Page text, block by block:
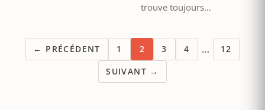
trouve toujours…
← PRÉCÉDENT 1 2 3 4 …
12
SUIVANT →